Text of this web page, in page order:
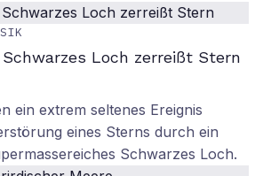
Loch zerreißt Stern
ein extrem seltenes Ereignis
eines Sterns durch ein
Schwarzes Loch.